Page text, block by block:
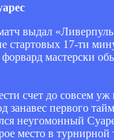
выдал
стартовых 17-ти
форвард мастерски
счет до совсем
занавес первого
неугомонный
место в турнирной